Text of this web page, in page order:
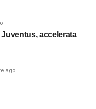
accelerata
ago